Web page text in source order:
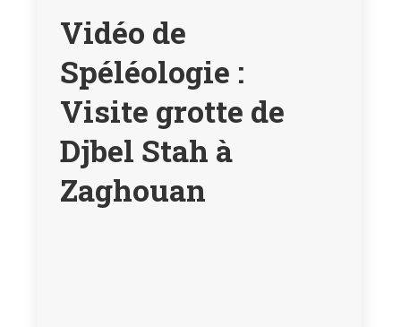
Vidéo de
Spéléologie :
Visite grotte de
Djbel Stah à
Zaghouan